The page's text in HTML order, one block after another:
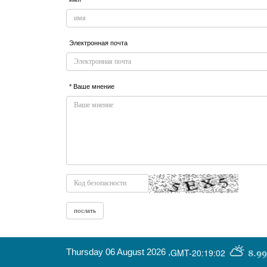
Электронная почта
* Ваше мнение
GMT-20:19:02
Thursday 06 August 2026 ,